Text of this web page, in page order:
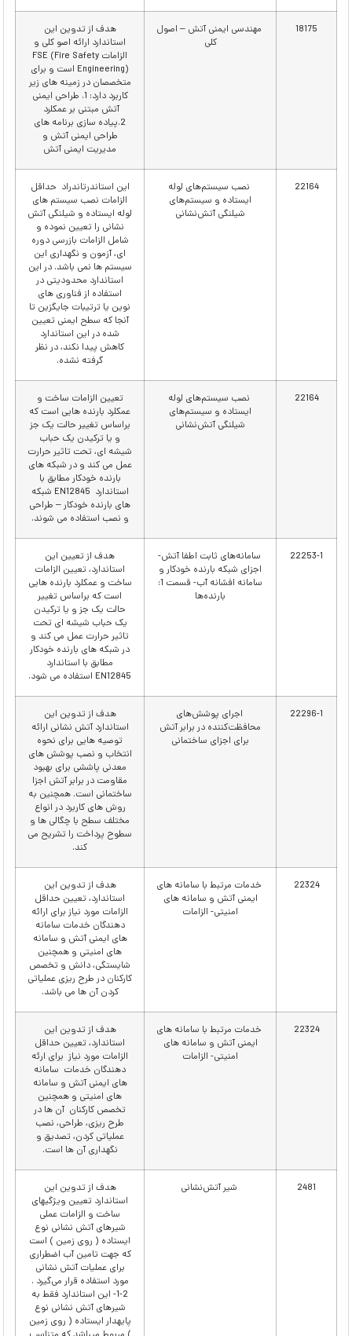
18175
مهندسی ایمنی آتش – اصول
کلی
هدف از تدوین این
استاندارد ارائه اصو کلی و
الزامات FSE (Fire Safety
Engineering) است و برای
متخصصان در زمینه های زیر
کاربرد دارد: 1. طراحی ایمنی
آتش مبتنی بر عمکلرد
2.پیاده سازی برنامه های
طراحی ایمنی آتش و
مدیریت ایمنی آتش
22164
نصب سیستم‌های لوله‌
ایستاده و سیستم‌های
شیلنگی آتش‌نشانی
این استاندرتاندراد حداقل
الزامات نصب سیستم های
لوله ایستاده و شیلنگی آتش
نشانی را تعیین نموده و
شامل الزامات بازرسی دوره
ای، آزمون و نگهداری این
سیستم ها نمی باشد. در این
استاندارد محدودیتی در
استفاده از فناوری های
نوین یا ترتیبات جایگزین تا
آنجا که سطح ایمنی تعیین
شده در این استاندارد
کاهش پیدا نکند، در نظر
گرفته نشده.
22164
نصب سیستم‌های لوله‌
ایستاده و سیستم‌های
شیلنگی آتش‌نشانی
تعیین الزامات ساخت و
عمکلرد بارنده هایی است که
براساس تغییر حالت یک جز
و یا ترکیدن یک حباب
شیشه ای، تحت تاثیر حرارت
عمل می کند و در شبکه های
بارنده خودکار مطابق با
استاندارد EN12845 شبکه
های بارنده خودکار – طراحی
و نصب استفاده می شوند.
22253-1
سامانه‌های ثابت اطفا آتش-
اجزای شبکه بارنده خودکار و
سامانه افشانه آب- قسمت 1:
بارنده‌ها
هدف از تعیین این
استاندارد، تعیین الزامات
ساخت و عمکلرد بارنده هایی
است که براساس تغییر
حالت یک جز و یا ترکیدن
یک حباب شیشه ای تحت
تاثیر حرارت عمل می کند و
در شبکه های بارنده خودکار
مطابق با استاندارد
EN12845 استفاده می شود.
22296-1
اجرای پوشش‌های
محافظت‌کننده در برابر آتش
برای اجزای ساختمانی
هدف از تدوین این
استاندارد آتش نشانی ارائه
توصیه هایی برای نحوه
انتخاب و نصب پوشش های
معدنی پاششی برای بهبود
مقاومت در برابر آتش اجزا
ساختمانی است. همچنین به
روش های کاربرد در انواع
مختلف سطح با چگالی ها و
سطوح پرداخت را تشریح می
کند.
22324
خدمات مرتبط با سامانه ­های
ایمنی آتش و سامانه­ های
امنیتی- الزامات
هدف از تدوین این
استاندارد، تعیین حداقل
الزامات مورد نیاز برای ارائه
دهندگان خدمات سامانه
های ایمنی آتش و سامانه
های امنیتی و همچنین
شایستگی، دانش و تخصص
کارکنان در طرح ریزی عملیاتی
کردن آن ها می باشد.
22324
خدمات مرتبط با سامانه ­های
ایمنی آتش و سامانه­ های
امنیتی- الزامات
هدف از تدوین این
استاندارد، تعیین حداقل
الزامات مورد نیاز برای ارئه
دهندگان خدمات سامانه
های ایمنی آتش و سامانه
های امنیتی و همچنین
تخصص کارکنان آن ها در
طرح ریزی، طراحی، نصب
عملیاتی کردن، تصدیق و
نگهداری آن ها است.
2481 شیر آتش‌نشانی
هدف از تدوین این
استاندارد تعیین ویژگیهای
ساخت و الزامات عملی
شیرهای آتش نشانی نوع
ایستاده ( روی زمین ) است
كه جهت تامین آب اضطراری
برای عملیات آتش نشانی
مورد استفاده قرار می‌گیرد .
1-2- این استاندارد فقط به
شیرهای آتش نشانی نوع
پایه‏دار ایستاده ( روی زمین